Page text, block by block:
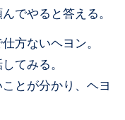
でやると答える。
方ないヘヨン。
てみる。
とが分かり、ヘヨ